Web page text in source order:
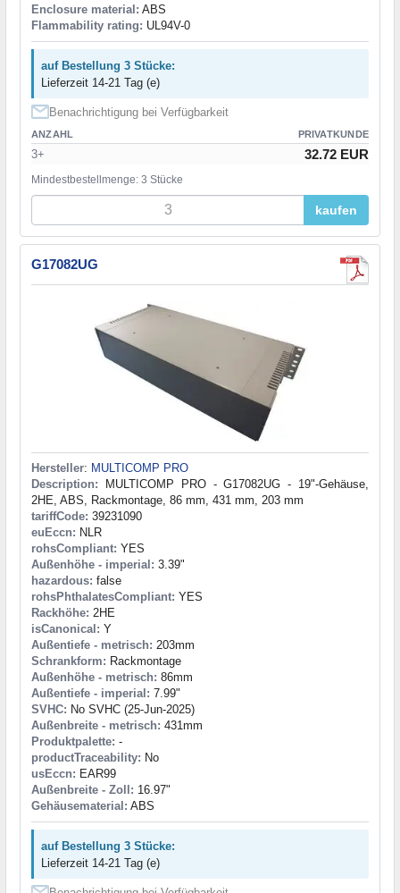
Enclosure material: ABS
Flammability rating: UL94V-0
auf Bestellung 3 Stücke:
Lieferzeit 14-21 Tag (e)
Benachrichtigung bei Verfügbarkeit
ANZAHL PRIVATKUNDE
3+ 32.72 EUR
Mindestbestellmenge: 3 Stücke
kaufen
G17082UG
Hersteller: MULTICOMP PRO
Description: MULTICOMP PRO - G17082UG - 19"-Gehäuse,
2HE, ABS, Rackmontage, 86 mm, 431 mm, 203 mm
tariffCode: 39231090
euEccn: NLR
rohsCompliant: YES
Außenhöhe - imperial: 3.39"
hazardous: false
rohsPhthalatesCompliant: YES
Rackhöhe: 2HE
isCanonical: Y
Außentiefe - metrisch: 203mm
Schrankform: Rackmontage
Außenhöhe - metrisch: 86mm
Außentiefe - imperial: 7.99"
SVHC: No SVHC (25-Jun-2025)
Außenbreite - metrisch: 431mm
Produktpalette: -
productTraceability: No
usEccn: EAR99
Außenbreite - Zoll: 16.97"
Gehäusematerial: ABS
auf Bestellung 3 Stücke:
Lieferzeit 14-21 Tag (e)